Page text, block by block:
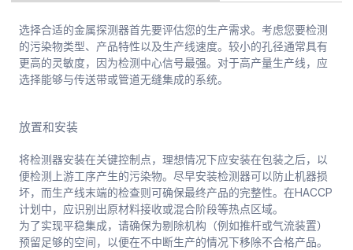
选择合适的金属探测器首先要评估您的生产需求。考虑您要检测
的污染物类型、产品特性以及生产线速度。较小的孔径通常具有
更高的灵敏度，因为检测中心信号最强。对于高产量生产线，应
选择能够与传送带或管道无缝集成的系统。
放置和安装
将检测器安装在关键控制点，理想情况下应安装在包装之后，以
便检测上游工序产生的污染物。尽早安装检测器可以防止机器损
坏，而生产线末端的检查则可确保最终产品的完整性。在HACCP
计划中，应识别出原材料接收或混合阶段等热点区域。
为了实现平稳集成，请确保为剔除机构（例如推杆或气流装置）
预留足够的空间，以便在不中断生产的情况下移除不合格产品。